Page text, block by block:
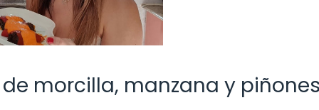
morcilla, manzana y